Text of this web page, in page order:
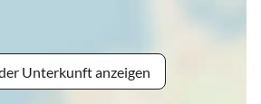
Unterkunft anzeigen